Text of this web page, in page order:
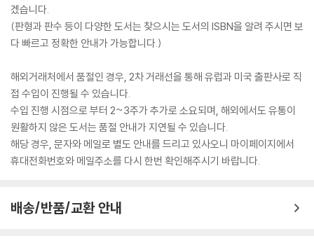
겠습니다.
(판형과 판수 등이 다양한 도서는 찾으시는 도서의 ISBN을 알려 주시면 보
다 빠르고 정확한 안내가 가능합니다.)
해외거래처에서 품절인 경우, 2차 거래선을 통해 유럽과 미국 출판사로 직
접 수입이 진행될 수 있습니다.
수입 진행 시점으로 부터 2~3주가 추가로 소요되며, 해외에서도 유통이
원활하지 않은 도서는 품절 안내가 지연될 수 있습니다.
해당 경우, 문자와 메일로 별도 안내를 드리고 있사오니 마이페이지에서
휴대전화번호와 메일주소를 다시 한번 확인해주시기 바랍니다.
배송/반품/교환 안내